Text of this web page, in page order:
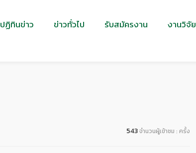
ปฏิทินข่าว ข่าวทั่วไป รับสมัครงาน งานวิจัย
543จำนวนผู้เข้าชม : ครั้ง